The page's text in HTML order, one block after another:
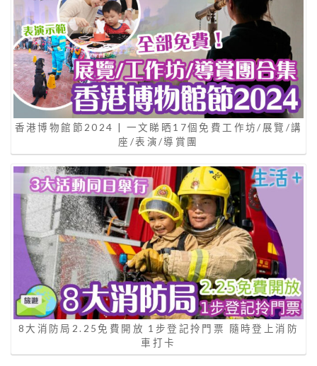
香港博物館節2024 | 一文睇晒17個免費工作坊/展覽/講
座/表演/導賞團
8大消防局2.25免費開放 1步登記拎門票 隨時登上消防
車打卡